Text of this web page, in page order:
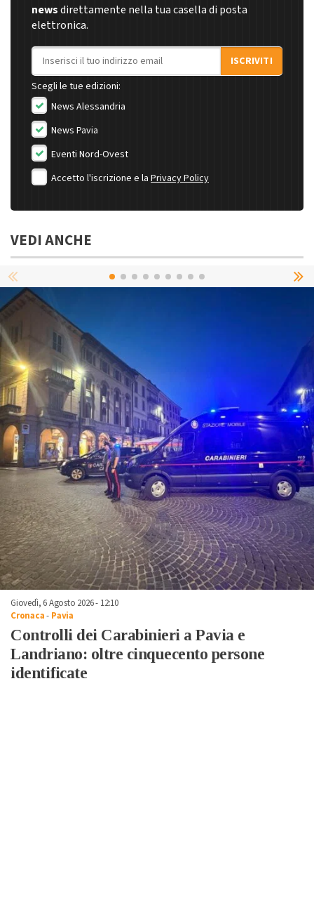
newsdirettamente nella tua casella di posta
elettronica.
Indirizzo email
ISCRIVITI
Scegli le tue edizioni:
News Alessandria
News Pavia
Eventi Nord-Ovest
Accetto l'iscrizione e la Privacy Policy
VEDI ANCHE
Giovedì, 6 Agosto 2026 - 12:10
Cronaca- Pavia
Controlli dei Carabinieri a Pavia e
Landriano: oltre cinquecento persone
identificate